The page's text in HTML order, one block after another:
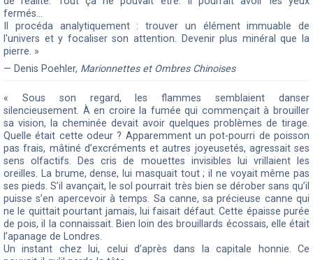
fermés...
Il procéda analytiquement : trouver un élément immuable de
l'univers et y focaliser son attention. Devenir plus minéral que la
pierre. »
— Denis Poehler, Marionnettes et Ombres Chinoises
« Sous son regard, les flammes semblaient danser
silencieusement. À en croire la fumée qui commençait à brouiller
sa vision, la cheminée devait avoir quelques problèmes de tirage.
Quelle était cette odeur ? Apparemment un pot-pourri de poisson
pas frais, mâtiné d’excréments et autres joyeusetés, agressait ses
sens olfactifs. Des cris de mouettes invisibles lui vrillaient les
oreilles. La brume, dense, lui masquait tout ; il ne voyait même pas
ses pieds. S’il avançait, le sol pourrait très bien se dérober sans qu’il
puisse s’en apercevoir à temps. Sa canne, sa précieuse canne qui
ne le quittait pourtant jamais, lui faisait défaut. Cette épaisse purée
de pois, il la connaissait. Bien loin des brouillards écossais, elle était
l’apanage de Londres.
Un instant chez lui, celui d’après dans la capitale honnie. Ce